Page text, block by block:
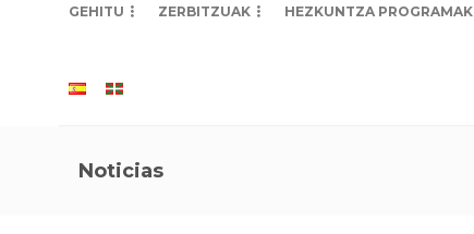
GEHITU ZERBITZUAK HEZKUNTZA PROGRAMAK
Noticias